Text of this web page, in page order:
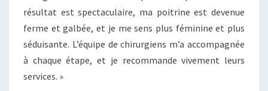
résultat est spectaculaire, ma poitrine est devenue
ferme et galbée, et je me sens plus féminine et plus
séduisante. L’équipe de chirurgiens m’a accompagnée
à chaque étape, et je recommande vivement leurs
services. »